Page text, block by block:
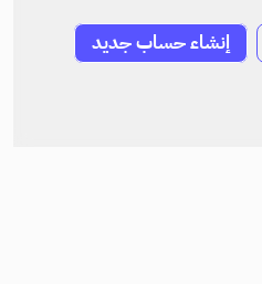
إنشاء حساب جديد